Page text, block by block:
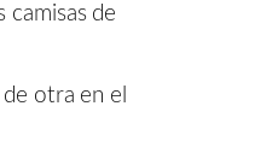
camisas de
otra en el